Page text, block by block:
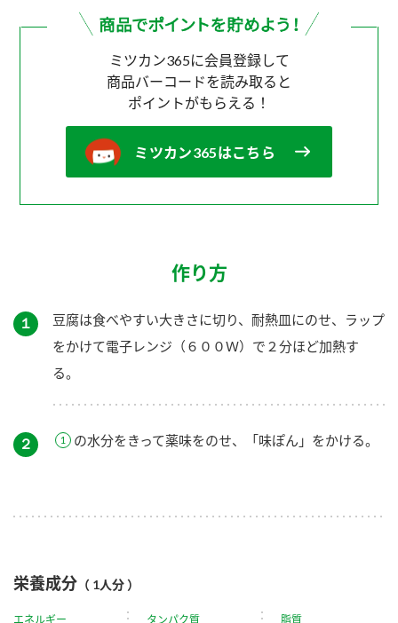
ミツカン365に会員登録して
商品バーコードを読み取ると
ポイントがもらえる！
ミツカン365はこちら
作り方
１
豆腐は食べやすい大きさに切り、耐熱皿にのせ、ラップ
をかけて電子レンジ（６００Ｗ）で２分ほど加熱す
る。
２ の水分をきって薬味をのせ、「味ぽん」をかける。
栄養成分 （ 1人分 ）
エネルギー タンパク質 脂質